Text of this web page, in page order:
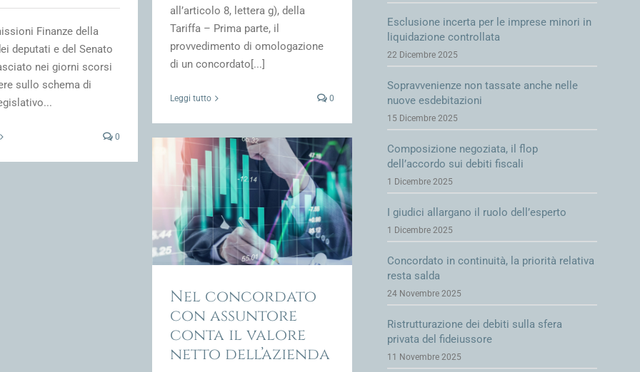
Finanze della
deputati e del Senato
nei giorni scorsi
sullo schema di
0
all’articolo 8, lettera g), della
Tariffa – Prima parte, il
provvedimento di omologazione
di un concordato[...]
Leggi tutto 0
Nel concordato
con assuntore
conta il valore
netto dell’azienda
Esclusione incerta per le imprese minori in
liquidazione controllata
22 Dicembre 2025
Sopravvenienze non tassate anche nelle
nuove esdebitazioni
15 Dicembre 2025
Composizione negoziata, il flop
dell’accordo sui debiti fiscali
1 Dicembre 2025
I giudici allargano il ruolo dell’esperto
1 Dicembre 2025
Concordato in continuità, la priorità relativa
resta salda
24 Novembre 2025
Ristrutturazione dei debiti sulla sfera
privata del fideiussore
11 Novembre 2025